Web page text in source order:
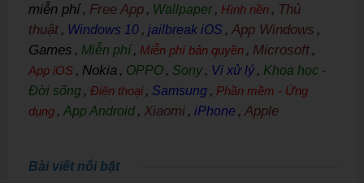
miễn phí , Free App , Wallpaper , Hình nền , Thủ
thuật , Windows 10 , jailbreak iOS , App Windows ,
Games , Miễn phí , Miễn phí bản quyền , Microsoft ,
App iOS , Nokia , OPPO , Sony , Vi xử lý , Khoa học -
Đời sống , Điện thoại , Samsung , Phần mềm - Ứng
dụng , App Android , Xiaomi , iPhone , Apple
Bài viết nổi bật